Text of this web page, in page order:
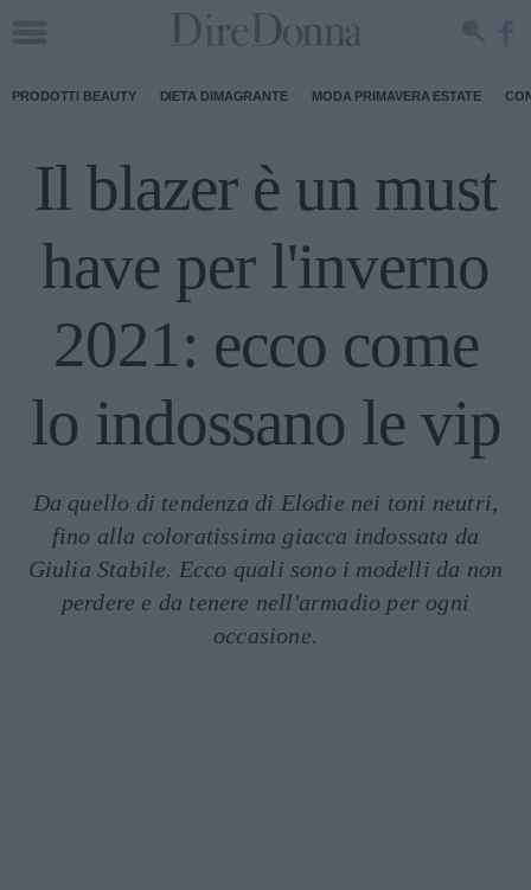
PRODOTTI BEAUTY DIETA DIMAGRANTE MODA PRIMAVERA ESTATE
Il blazer è un must
have per l'inverno
2021: ecco come
lo indossano le vip
Da quello di tendenza di Elodie nei toni neutri,
fino alla coloratissima giacca indossata da
Giulia Stabile. Ecco quali sono i modelli da non
perdere e da tenere nell'armadio per ogni
occasione.